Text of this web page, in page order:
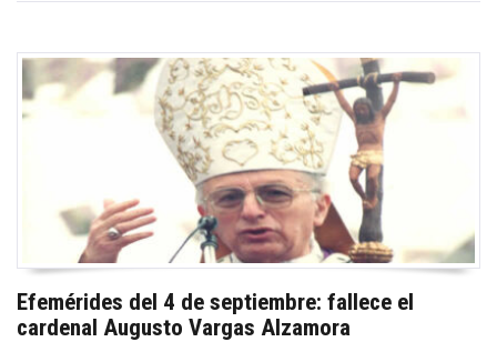
Efemérides del 4 de septiembre: fallece el
cardenal Augusto Vargas Alzamora